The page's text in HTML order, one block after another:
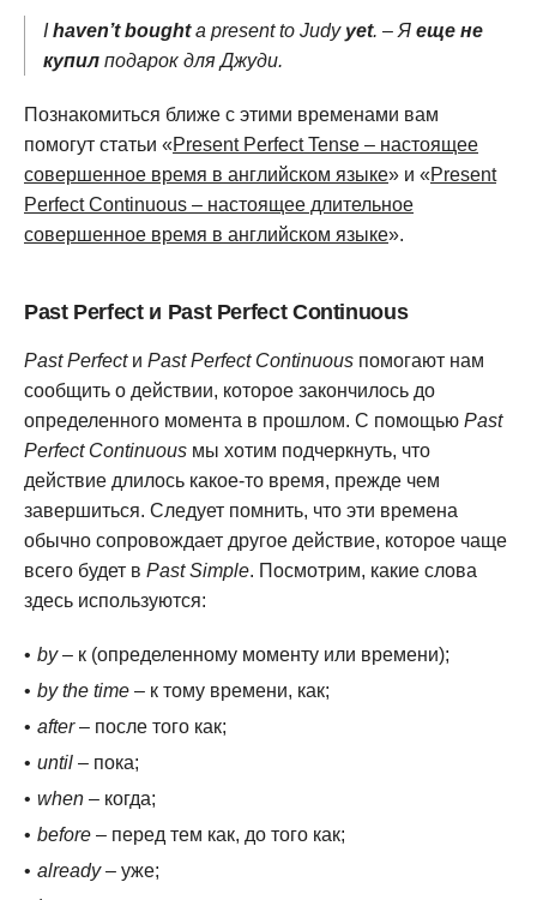
Ihaven’t boughta present to Judy yet. – Я еще не
купил подарок для Джуди.
Познакомиться ближе с этими временами вам
помогут статьи «Present Perfect Tense – настоящее
совершенное время в английском языке» и «Present
Perfect Continuous – настоящее длительное
совершенное время в английском языке».
Past Perfect и Past Perfect Continuous
Past Perfectи Past Perfect Continuous помогают нам
сообщить о действии, которое закончилось до
определенного момента в прошлом. С помощью Past
Perfect Continuous мы хотим подчеркнуть, что
действие длилось какое-то время, прежде чем
завершиться. Следует помнить, что эти времена
обычно сопровождает другое действие, которое чаще
всего будет в Past Simple. Посмотрим, какие слова
здесь используются:
by– к (определенному моменту или времени);
by the time – к тому времени, как;
after– после того как;
until – пока;
when – когда;
before – перед тем как, до того как;
already– уже;